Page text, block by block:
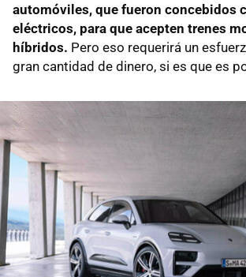
automóviles, que fueron concebidos
eléctricos, para que acepten trenes
híbridos. Pero eso requerirá un
gran cantidad de dinero, si es que es